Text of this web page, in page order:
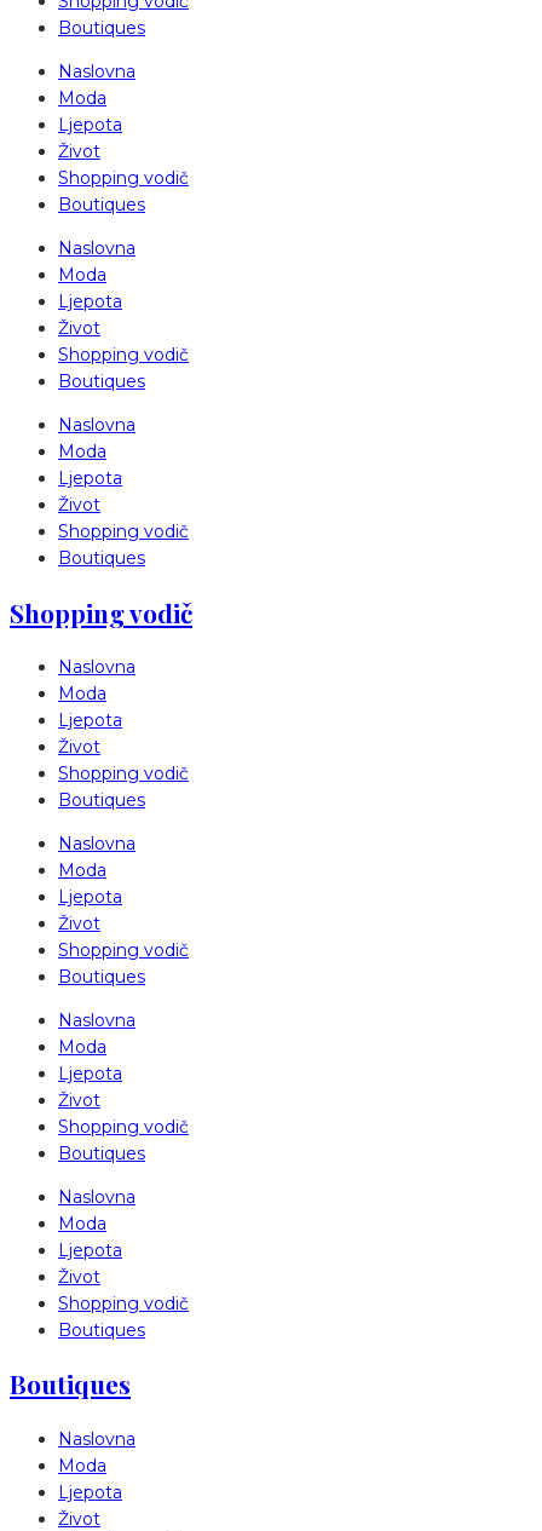
Boutiques
Naslovna
Moda
Ljepota
Život
Shopping vodič
Boutiques
Naslovna
Moda
Ljepota
Život
Shopping vodič
Boutiques
Naslovna
Moda
Ljepota
Život
Shopping vodič
Boutiques
Shopping vodič
Naslovna
Moda
Ljepota
Život
Shopping vodič
Boutiques
Naslovna
Moda
Ljepota
Život
Shopping vodič
Boutiques
Naslovna
Moda
Ljepota
Život
Shopping vodič
Boutiques
Naslovna
Moda
Ljepota
Život
Shopping vodič
Boutiques
Boutiques
Naslovna
Moda
Ljepota
Život